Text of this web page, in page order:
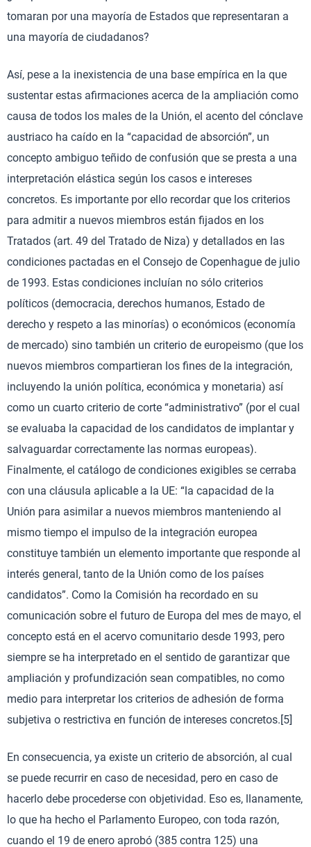
tomaran por una mayoría de Estados que representaran a
una mayoría de ciudadanos?
Así, pese a la inexistencia de una base empírica en la que
sustentar estas afirmaciones acerca de la ampliación como
causa de todos los males de la Unión, el acento del cónclave
austriaco ha caído en la “capacidad de absorción”, un
concepto ambiguo teñido de confusión que se presta a una
interpretación elástica según los casos e intereses
concretos. Es importante por ello recordar que los criterios
para admitir a nuevos miembros están fijados en los
Tratados (art. 49 del Tratado de Niza) y detallados en las
condiciones pactadas en el Consejo de Copenhague de julio
de 1993. Estas condiciones incluían no sólo criterios
políticos (democracia, derechos humanos, Estado de
derecho y respeto a las minorías) o económicos (economía
de mercado) sino también un criterio de europeismo (que los
nuevos miembros compartieran los fines de la integración,
incluyendo la unión política, económica y monetaria) así
como un cuarto criterio de corte “administrativo” (por el cual
se evaluaba la capacidad de los candidatos de implantar y
salvaguardar correctamente las normas europeas).
Finalmente, el catálogo de condiciones exigibles se cerraba
con una cláusula aplicable a la UE: “la capacidad de la
Unión para asimilar a nuevos miembros manteniendo al
mismo tiempo el impulso de la integración europea
constituye también un elemento importante que responde al
interés general, tanto de la Unión como de los países
candidatos”. Como la Comisión ha recordado en su
comunicación sobre el futuro de Europa del mes de mayo, el
concepto está en el acervo comunitario desde 1993, pero
siempre se ha interpretado en el sentido de garantizar que
ampliación y profundización sean compatibles, no como
medio para interpretar los criterios de adhesión de forma
subjetiva o restrictiva en función de intereses concretos.[5]
En consecuencia, ya existe un criterio de absorción, al cual
se puede recurrir en caso de necesidad, pero en caso de
hacerlo debe procederse con objetividad. Eso es, llanamente,
lo que ha hecho el Parlamento Europeo, con toda razón,
cuando el 19 de enero aprobó (385 contra 125) una